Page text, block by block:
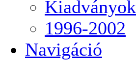
Kiadványok
1996-2002
Navigáció